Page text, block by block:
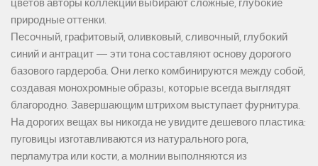
цветов авторы коллекций выбирают сложные, глубокие
природные оттенки.
Песочный, графитовый, оливковый, сливочный, глубокий
синий и антрацит — эти тона составляют основу дорогого
базового гардероба. Они легко комбинируются между собой,
создавая монохромные образы, которые всегда выглядят
благородно. Завершающим штрихом выступает фурнитура.
На дорогих вещах вы никогда не увидите дешевого пластика:
пуговицы изготавливаются из натурального рога,
перламутра или кости, а молнии выполняются из